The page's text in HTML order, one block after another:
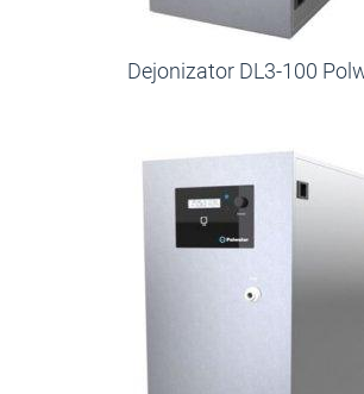
Dejonizator DL3-100